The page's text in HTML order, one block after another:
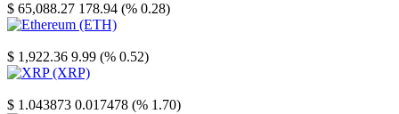
$ 65,088.27 178.94 (% 0.28)
$ 1,922.36 9.99 (% 0.52)
$ 1.043873 0.017478 (% 1.70)